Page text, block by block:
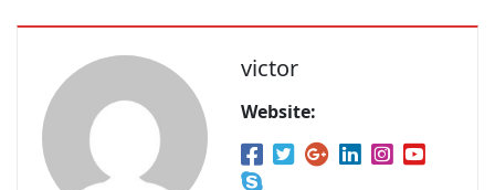
victor
Website: